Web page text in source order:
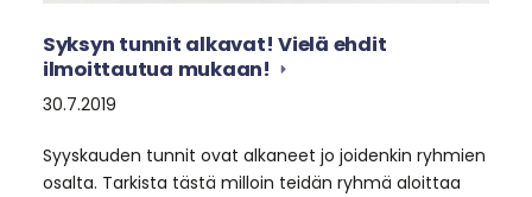
Syksyn tunnit alkavat! Vielä ehdit
ilmoittautua mukaan!
30.7.2019
Syyskauden tunnit ovat alkaneet jo joidenkin ryhmien
osalta. Tarkista tästä milloin teidän ryhmä aloittaa